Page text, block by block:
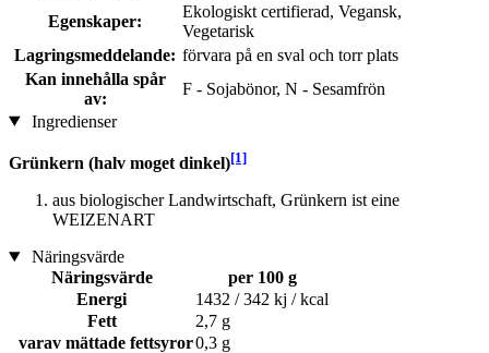
Egenskaper:
Ekologiskt certifierad, Vegansk,
Vegetarisk
Lagringsmeddelande: förvara på en sval och torr plats
Kan innehålla spår
av:
F - Sojabönor, N - Sesamfrön
Ingredienser
Grünkern (halv moget dinkel)[1]
aus biologischer Landwirtschaft, Grünkern ist eine
WEIZENART
Näringsvärde
Näringsvärde
per 100 g
Energi
1432 / 342 kj / kcal
Fett
2,7 g
varav mättade fettsyror0,3 g